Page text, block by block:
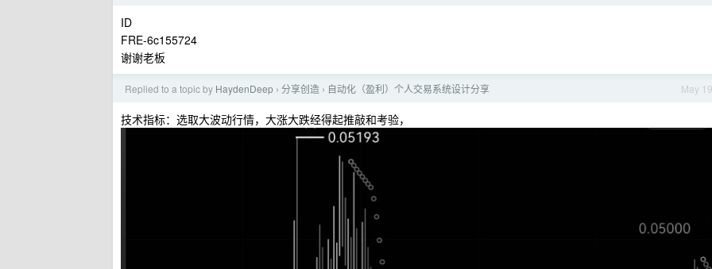
ID
FRE-6c155724
谢谢老板
May 19
Replied to a topic by HaydenDeep › 分享创造 › 自动化（盈利）个人交易系统设计分享
技术指标：选取大波动行情，大涨大跌经得起推敲和考验，